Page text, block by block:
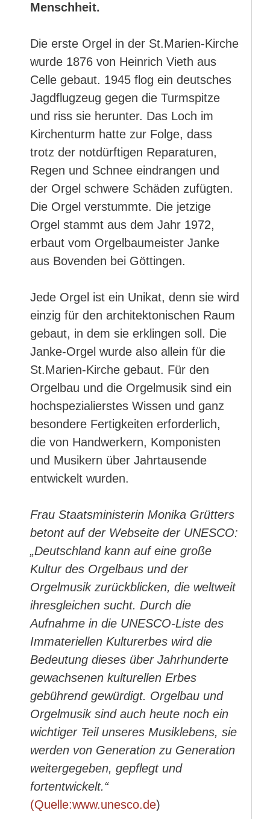
Menschheit.
Die erste Orgel in der St.Marien-Kirche
wurde 1876 von Heinrich Vieth aus
Celle gebaut. 1945 flog ein deutsches
Jagdflugzeug gegen die Turmspitze
und riss sie herunter. Das Loch im
Kirchenturm hatte zur Folge, dass
trotz der notdürftigen Reparaturen,
Regen und Schnee eindrangen und
der Orgel schwere Schäden zufügten.
Die Orgel verstummte. Die jetzige
Orgel stammt aus dem Jahr 1972,
erbaut vom Orgelbaumeister Janke
aus Bovenden bei Göttingen.
Jede Orgel ist ein Unikat, denn sie wird
einzig für den architektonischen Raum
gebaut, in dem sie erklingen soll. Die
Janke-Orgel wurde also allein für die
St.Marien-Kirche gebaut. Für den
Orgelbau und die Orgelmusik sind ein
hochspezialierstes Wissen und ganz
besondere Fertigkeiten erforderlich,
die von Handwerkern, Komponisten
und Musikern über Jahrtausende
entwickelt wurden.
Frau Staatsministerin Monika Grütters
betont auf der Webseite der UNESCO:
„Deutschland kann auf eine große
Kultur des Orgelbaus und der
Orgelmusik zurückblicken, die weltweit
ihresgleichen sucht. Durch die
Aufnahme in die UNESCO-Liste des
Immateriellen Kulturerbes wird die
Bedeutung dieses über Jahrhunderte
gewachsenen kulturellen Erbes
gebührend gewürdigt. Orgelbau und
Orgelmusik sind auch heute noch ein
wichtiger Teil unseres Musiklebens, sie
werden von Generation zu Generation
weitergegeben, gepflegt und
fortentwickelt.“
(Quelle:www.unesco.de)